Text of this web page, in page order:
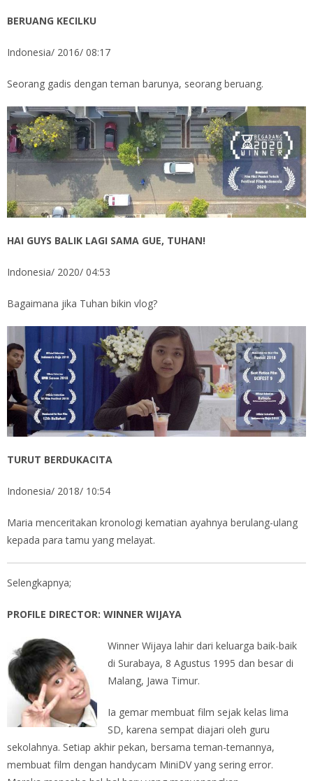
BERUANG KECILKU
Indonesia/ 2016/ 08:17
Seorang gadis dengan teman barunya, seorang beruang.
HAI GUYS BALIK LAGI SAMA GUE, TUHAN!
Indonesia/ 2020/ 04:53
Bagaimana jika Tuhan bikin vlog?
TURUT BERDUKACITA
Indonesia/ 2018/ 10:54
Maria menceritakan kronologi kematian ayahnya berulang-ulang
kepada para tamu yang melayat.
Selengkapnya;
PROFILE DIRECTOR: WINNER WIJAYA
Winner Wijaya lahir dari keluarga baik-baik
di Surabaya, 8 Agustus 1995 dan besar di
Malang, Jawa Timur.
Ia gemar membuat film sejak kelas lima
SD, karena sempat diajari oleh guru
sekolahnya. Setiap akhir pekan, bersama teman-temannya,
membuat film dengan handycam MiniDV yang sering error.